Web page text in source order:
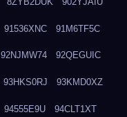
91536XNC 91M6TF5C
92NJMW74 92QEGUIC
93HKS0RJ 93KMD0XZ
94555E9U 94CLT1XT